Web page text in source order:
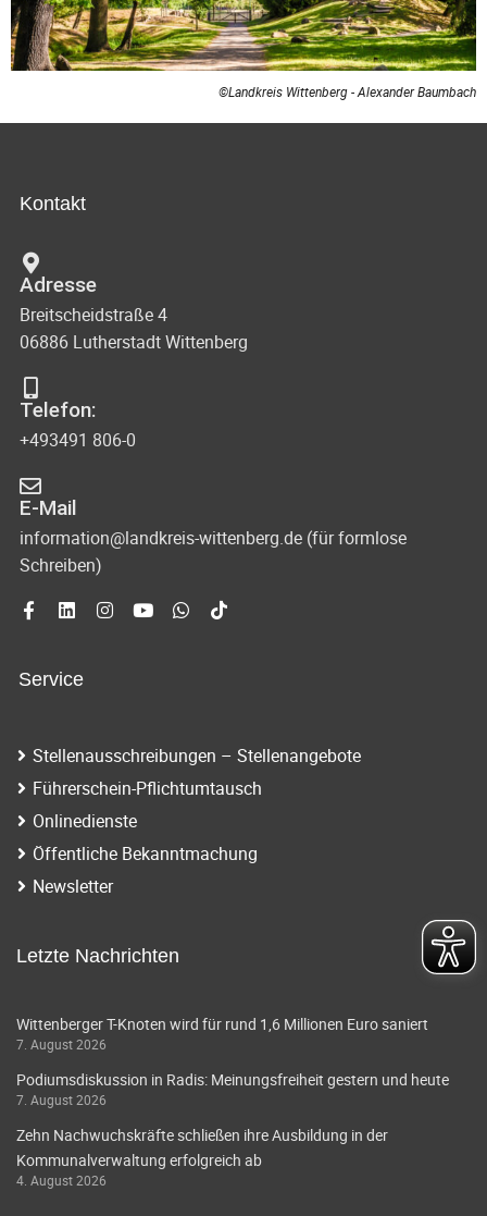
©Landkreis Wittenberg - Alexander Baumbach
Kontakt
Adresse
Breitscheidstraße 4
06886 Lutherstadt Wittenberg
Telefon:
+493491 806-0
E-Mail
information@landkreis-wittenberg.de (für formlose
Schreiben)
Service
Stellenausschreibungen – Stellenangebote
Führerschein-Pflichtumtausch
Onlinedienste
Öffentliche Bekanntmachung
Newsletter
Letzte Nachrichten
Wittenberger T-Knoten wird für rund 1,6 Millionen Euro saniert
7. August 2026
Podiumsdiskussion in Radis: Meinungsfreiheit gestern und heute
7. August 2026
Zehn Nachwuchskräfte schließen ihre Ausbildung in der
Kommunalverwaltung erfolgreich ab
4. August 2026